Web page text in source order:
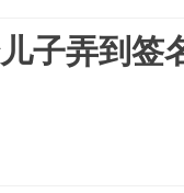
子弄到签